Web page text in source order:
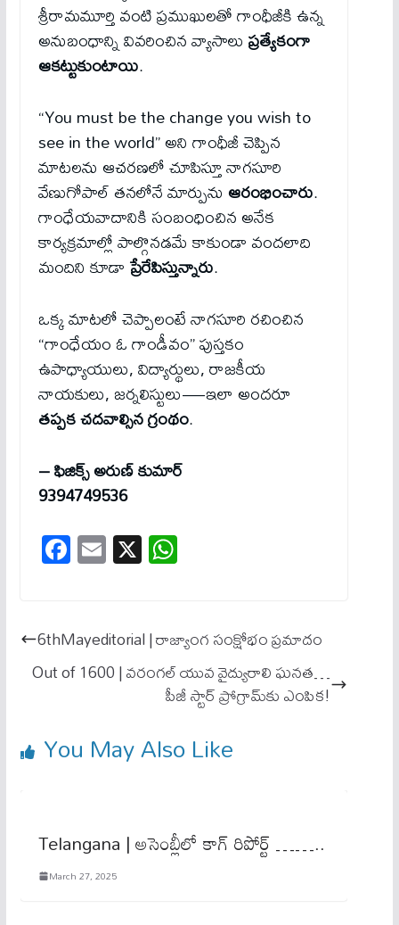
శ్రీరామమూర్తి వంటి ప్రముఖులతో గాంధీజీకి ఉన్న
అనుబంధాన్ని వివరించిన వ్యాసాలుప్రత్యేకంగా
ఆకట్టుకుంటాయి.
“You must be the change you wish to
see in the world” అని గాంధీజీ చెప్పిన
మాటలను ఆచరణలో చూపిస్తూ నాగసూరి
వేణుగోపాల్ తనలోనే మార్పునుఆరంభించారు.
గాంధేయవాదానికి సంబంధించిన అనేక
కార్యక్రమాల్లో పాల్గొనడమే కాకుండా వందలాది
మందిని కూడాప్రేరేపిస్తున్నారు.
ఒక్క మాటలో చెప్పాలంటే నాగసూరి రచించిన
“గాంధేయం ఓ గాండీవం” పుస్తకం
ఉపాధ్యాయులు, విద్యార్థులు, రాజకీయ
నాయకులు, జర్నలిస్టులు—ఇలా అందరూ
తప్పక చదవాల్సిన గ్రంథం.
– ఫిజిక్స్ అరుణ్ కుమార్
9394749536
Fa
ce
ok
E
m
X W
ha
A
pp
6thMayeditorial | రాజ్యాంగ సంక్షోభం ప్రమాదం
Out of 1600 | వరంగల్ యువ వైద్యురాలి ఘనత…
పీజీ స్టార్ ప్రోగ్రామ్‌కు ఎంపిక!
You May Also Like
Telangana | అసెంబ్లీలో కాగ్ రిపోర్ట్ ……..
March 27, 2025